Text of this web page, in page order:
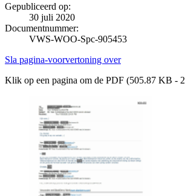
Gepubliceerd op:
30 juli 2020
Documentnummer:
VWS-WOO-Spc-905453
Sla pagina-voorvertoning over
Klik op een pagina om de PDF (505.87 KB -